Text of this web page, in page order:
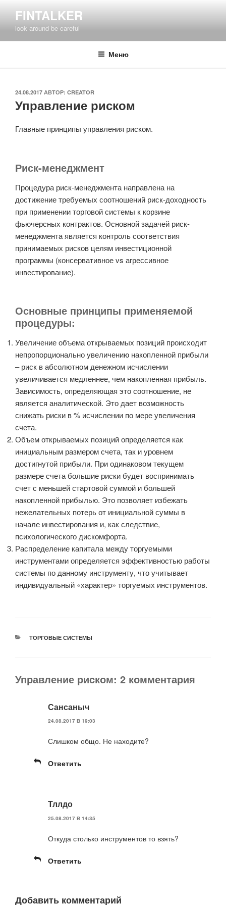
содержимому
FINTALKER
look around be careful
Меню
ОПУБЛИКОВАНО
24.08.2017 АВТОР: CREATOR
Управление риском
Главные принципы управления риском.
Риск-менеджмент
Процедура риск-менеджмента направлена на
достижение требуемых соотношений риск-доходность
при применении торговой системы к корзине
фьючерсных контрактов. Основной задачей риск-
менеджмента является контроль соответствия
принимаемых рисков целям инвестиционной
программы (консервативное vs агрессивное
инвестирование).
Основные принципы применяемой
процедуры:
Увеличение объема открываемых позиций происходит
непропорционально увеличению накопленной прибыли
– риск в абсолютном денежном исчислении
увеличивается медленнее, чем накопленная прибыль.
Зависимость, определяющая это соотношение, не
является аналитической. Это дает возможность
снижать риски в % исчислении по мере увеличения
счета.
Объем открываемых позиций определяется как
инициальным размером счета, так и уровнем
достигнутой прибыли. При одинаковом текущем
размере счета большие риски будет воспринимать
счет с меньшей стартовой суммой и большей
накопленной прибылью. Это позволяет избежать
нежелательных потерь от инициальной суммы в
начале инвестирования и, как следствие,
психологического дискомфорта.
Распределение капитала между торгуемыми
инструментами определяется эффективностью работы
системы по данному инструменту, что учитывает
индивидуальный «характер» торгуемых инструментов.
РУБРИКИ
ТОРГОВЫЕ СИСТЕМЫ
Управление риском: 2 комментария
Сансаныч
24.08.2017 В 19:03
Слишком общо. Не находите?
Ответить
Тллдо
25.08.2017 В 14:35
Откуда столько инструментов то взять?
Ответить
Добавить комментарий